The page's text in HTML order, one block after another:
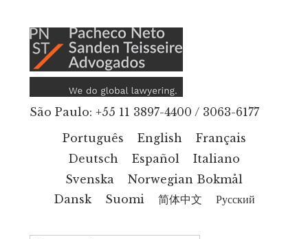
content
menu
São Paulo: +55 11 3897-4400 / 3063-6177
Português
English
Français
Deutsch
Español
Italiano
Svenska
Norwegian Bokmål
Dansk
Suomi 简体中文 Русский